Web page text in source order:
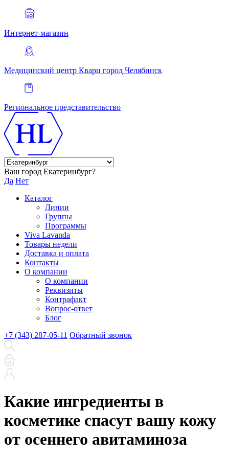
Интернет-магазин
Медицинский центр Кварц город Челябинск
Региональное представительство
Ваш город Екатеринбург?
Да Нет
Каталог
Линии
Группы
Программы
Viva Lavanda
Товары недели
Доставка и оплата
Контакты
О компании
О компании
Реквизиты
Контрафакт
Вопрос-ответ
Блог
+7 (343) 287-05-11 Обратный звонок
Какие ингредиенты в
косметике спасут вашу кожу
от осеннего авитаминоза